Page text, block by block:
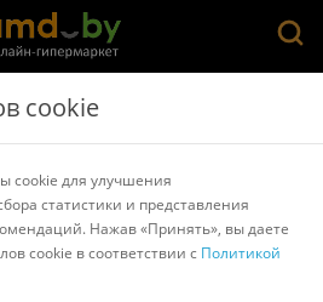
Предметы сервировки
cookie
cookie для улучшения
статистики и представления
Нажав «Принять», вы даете
cookie в соответствии с Политикой